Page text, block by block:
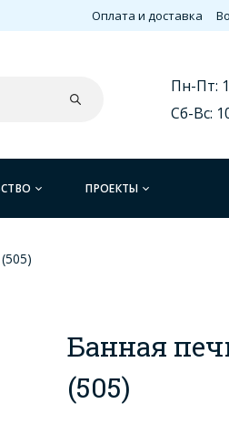
Оплата и доставка
Пн-Пт:
Сб-Вс:
ПРОЕКТЫ
Банная
(505)